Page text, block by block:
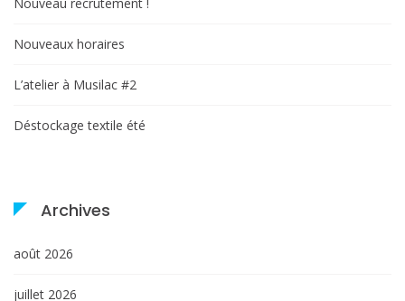
Nouveaux horaires
L’atelier à Musilac #2
Déstockage textile été
Archives
août 2026
juillet 2026